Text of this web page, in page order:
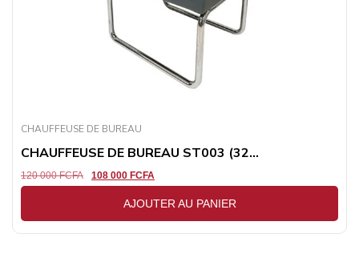
CHAUFFEUSE DE BUREAU
CHAUFFEUSE DE BUREAU ST003 (32...
120 000FCFA 108 000 FCFA
AJOUTER AU PANIER